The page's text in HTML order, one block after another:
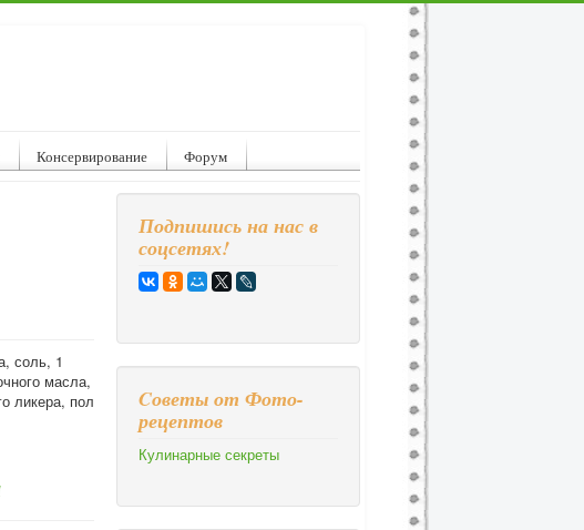
Консервирование Форум
соль, 1
масла,
ликера, пол
Подпишись на нас в
соцсетях!
Cоветы от Фото-
рецептов
Кулинарные секреты